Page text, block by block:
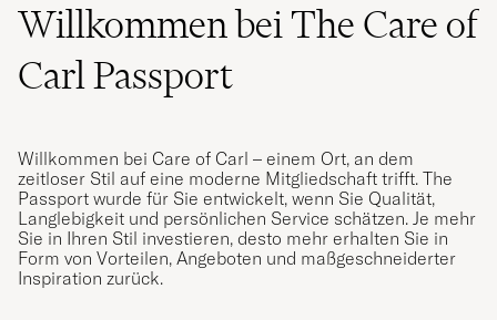
Willkommen bei The Care of
Carl Passport
Willkommen bei Care of Carl – einem Ort, an dem
zeitloser Stil auf eine moderne Mitgliedschaft trifft. The
Passport wurde für Sie entwickelt, wenn Sie Qualität,
Langlebigkeit und persönlichen Service schätzen. Je mehr
Sie in Ihren Stil investieren, desto mehr erhalten Sie in
Form von Vorteilen, Angeboten und maßgeschneiderter
Inspiration zurück.